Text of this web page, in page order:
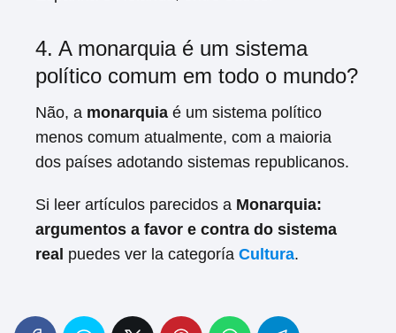
4. A monarquia é um sistema
político comum em todo o mundo?
Não, a monarquia é um sistema político
menos comum atualmente, com a maioria
dos países adotando sistemas republicanos.
Si leer artículos parecidos a Monarquia:
argumentos a favor e contra do sistema
real puedes ver la categoría Cultura.